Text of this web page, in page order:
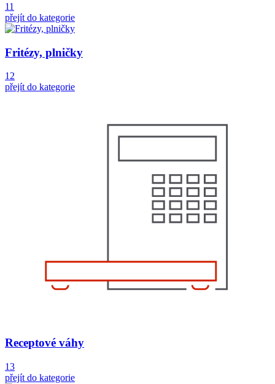
11
přejít do kategorie
Fritézy, plničky
12
přejít do kategorie
Receptové váhy
13
přejít do kategorie